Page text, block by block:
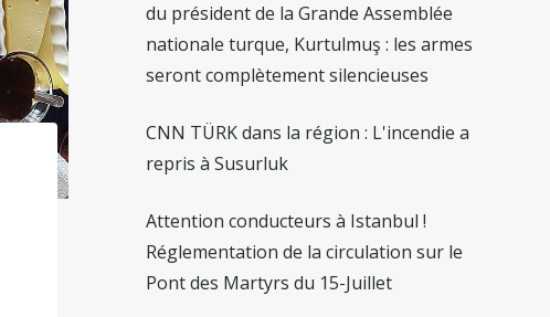
du président de la Grande Assemblée
nationale turque, Kurtulmuş : les armes
seront complètement silencieuses
CNN TÜRK dans la région : L'incendie a
repris à Susurluk
Attention conducteurs à Istanbul !
Réglementation de la circulation sur le
Pont des Martyrs du 15-Juillet